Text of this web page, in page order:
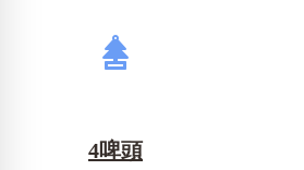
4啤頭